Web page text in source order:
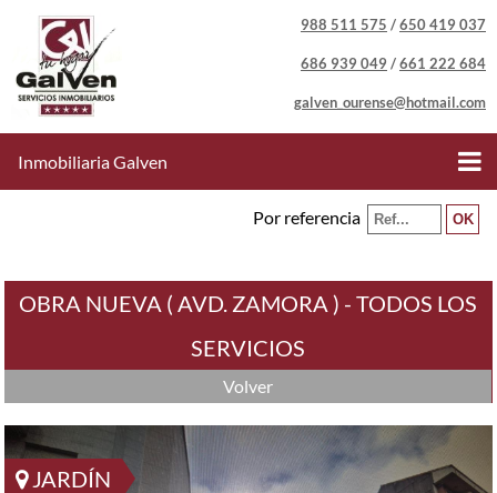
988 511 575 /650 419 037
686 939 049 /661 222 684
galven_ourense@hotmail.com
Inmobiliaria Galven
Por referencia
OBRA NUEVA ( AVD. ZAMORA ) - TODOS LOS
SERVICIOS
Volver
JARDÍN